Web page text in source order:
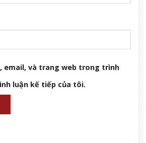
email, và trang web trong trình
luận kế tiếp của tôi.